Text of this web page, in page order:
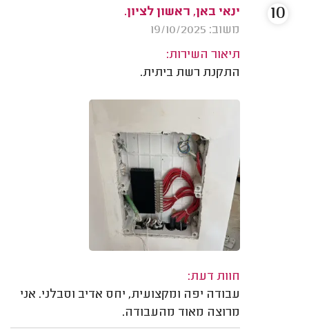
ינאי באן, ראשון לציון.
משוב: 19/10/2025
תיאור השירות:
התקנת רשת ביתית.
חוות דעת:
עבודה יפה ומקצועית, יחס אדיב וסבלני. אני
מרוצה מאוד מהעבודה.
10